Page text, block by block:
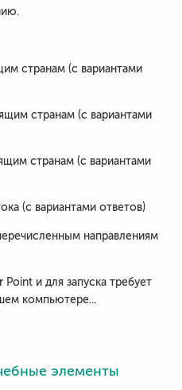
странам (с вариантами
странам (с вариантами
странам (с вариантами
(с вариантами ответов)
направлениям
и для запуска требует
компьютере...
элементы